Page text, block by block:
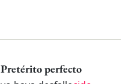
Pretérito perfecto